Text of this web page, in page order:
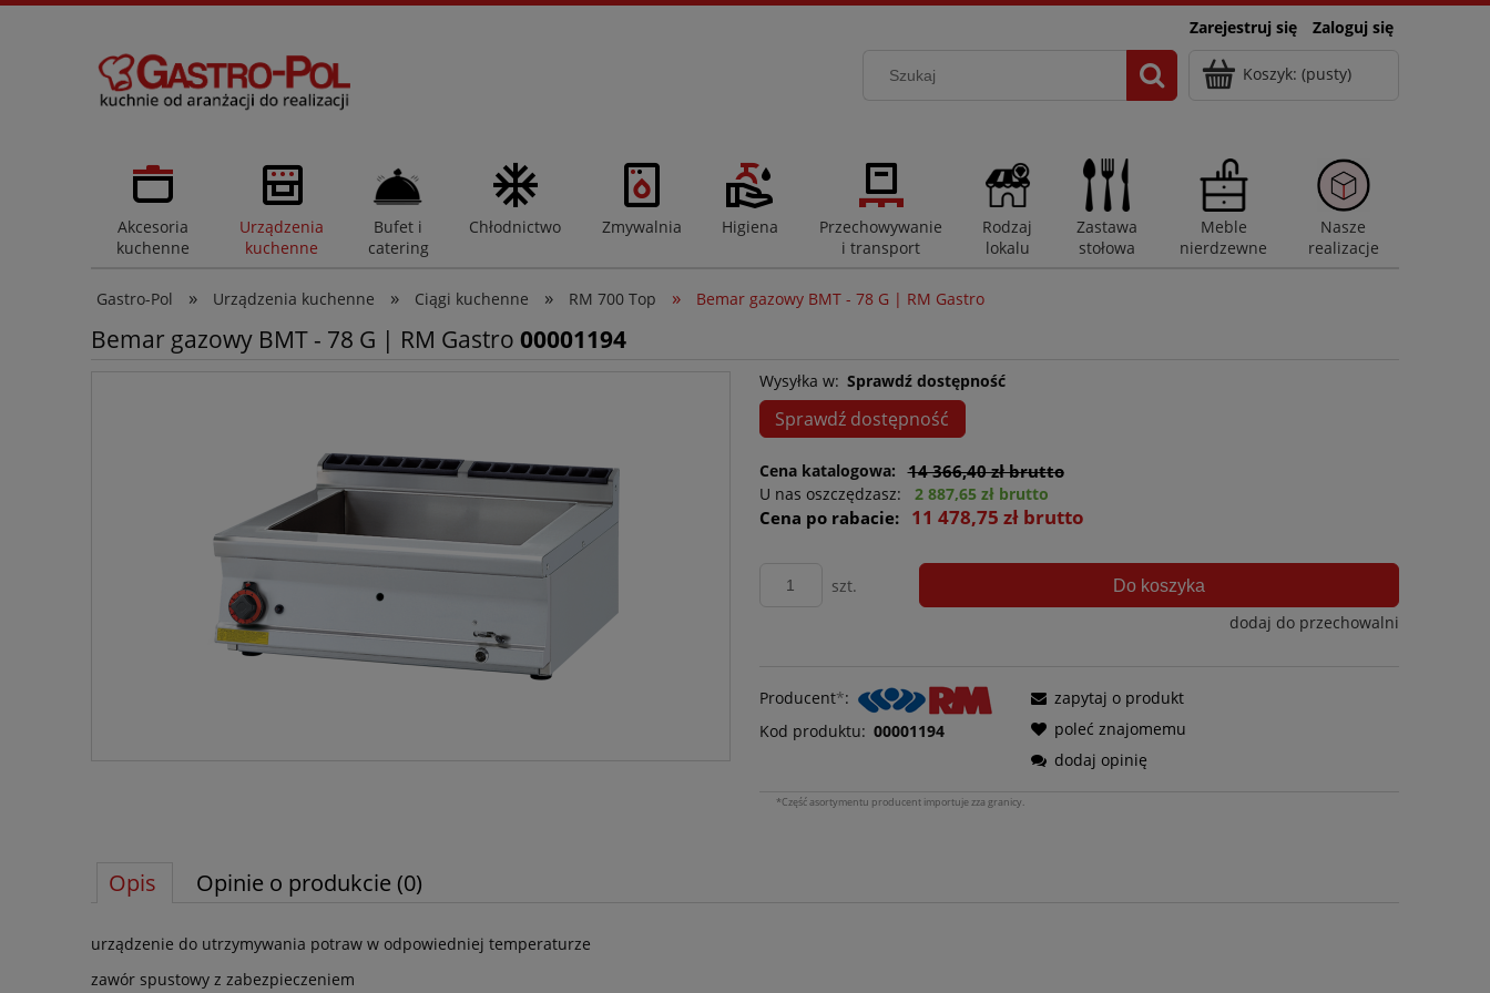
Zarejestruj się Zaloguj się
Koszyk: (pusty)
Akcesoria
kuchenne
Urządzenia
kuchenne
Bufet i
catering
Chłodnictwo Zmywalnia Higiena
Przechowywanie
i transport
Rodzaj
lokalu
Zastawa
stołowa
Meble
nierdzewne
Nasze
realizacje
Gastro-Pol » Urządzenia kuchenne » Ciągi kuchenne » RM 700 Top » Bemar gazowy BMT - 78 G | RM Gastro
Bemar gazowy BMT - 78 G | RM Gastro 00001194
Wysyłka w: Sprawdź dostępność
Sprawdź dostępność
Cena katalogowa: 14 366,40 zł brutto
U nas oszczędzasz: 2 887,65 zł brutto
Cena po rabacie: 11 478,75 zł brutto
szt. Do koszyka
dodaj do przechowalni
Producent*:
Kod produktu: 00001194
zapytaj o produkt
poleć znajomemu
dodaj opinię
*Część asortymentu producent importuje zza granicy.
Opis Opinie o produkcie (0)
urządzenie do utrzymywania potraw w odpowiedniej temperaturze
zawór spustowy z zabezpieczeniem